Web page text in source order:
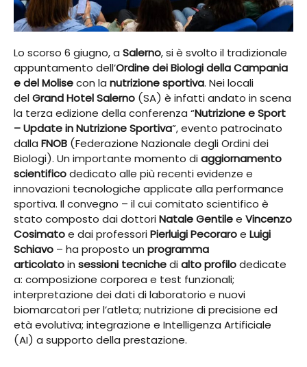
Lo scorso 6 giugno, a Salerno, si è svolto il tradizionale
appuntamento dell’Ordine dei Biologi della Campania
e del Molisecon la nutrizione sportiva. Nei locali
delGrand Hotel Salerno (SA) è infatti andato in scena
la terza edizione della conferenza “Nutrizione e Sport
– Update in Nutrizione Sportiva”, evento patrocinato
dalla FNOB (Federazione Nazionale degli Ordini dei
Biologi). Un importante momento diaggiornamento
scientificodedicato alle più recenti evidenze e
innovazioni tecnologiche applicate alla performance
sportiva. Il convegno – il cui comitato scientifico è
stato composto dai dottoriNatale Gentilee Vincenzo
Cosimatoe dai professoriPierluigi Pecoraroe Luigi
Schiavo – ha proposto un programma
articolatoin sessioni tecnichedialto profilodedicate
a: composizione corporea e test funzionali;
interpretazione dei dati di laboratorio e nuovi
biomarcatori per l’atleta; nutrizione di precisione ed
età evolutiva; integrazione e Intelligenza Artificiale
(AI) a supporto della prestazione.